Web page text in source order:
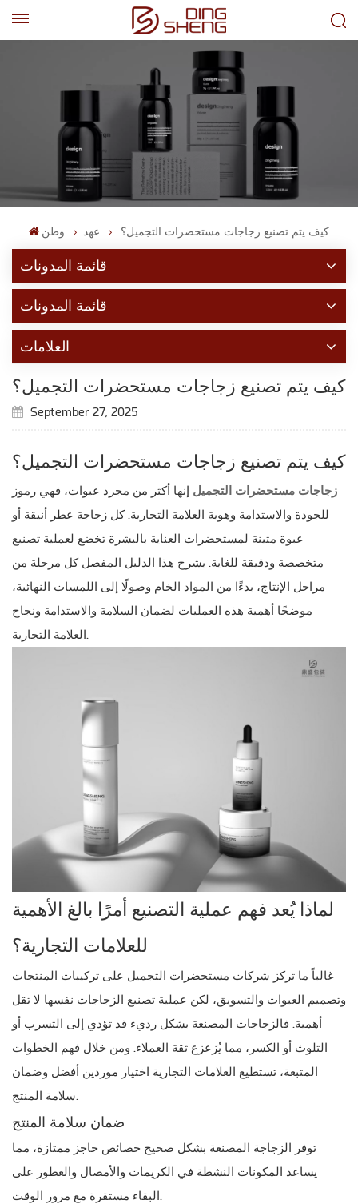
وطن عهد كيف يتم تصنيع زجاجات مستحضرات التجميل؟
قائمة المدونات
قائمة المدونات
العلامات
كيف يتم تصنيع زجاجات مستحضرات التجميل؟
September 27, 2025
كيف يتم تصنيع زجاجات مستحضرات التجميل؟
زجاجات مستحضرات التجميل إنها أكثر من مجرد عبوات، فهي رموز
للجودة والاستدامة وهوية العلامة التجارية. كل زجاجة عطر أنيقة أو
عبوة متينة لمستحضرات العناية بالبشرة تخضع لعملية تصنيع
متخصصة ودقيقة للغاية. يشرح هذا الدليل المفصل كل مرحلة من
مراحل الإنتاج، بدءًا من المواد الخام وصولًا إلى اللمسات النهائية،
موضحًا أهمية هذه العمليات لضمان السلامة والاستدامة ونجاح
العلامة التجارية.
لماذا يُعد فهم عملية التصنيع أمرًا بالغ الأهمية
للعلامات التجارية؟
غالباً ما تركز شركات مستحضرات التجميل على تركيبات المنتجات
وتصميم العبوات والتسويق، لكن عملية تصنيع الزجاجات نفسها لا تقل
أهمية. فالزجاجات المصنعة بشكل رديء قد تؤدي إلى التسرب أو
التلوث أو الكسر، مما يُزعزع ثقة العملاء. ومن خلال فهم الخطوات
المتبعة، تستطيع العلامات التجارية اختيار موردين أفضل وضمان
سلامة المنتج.
ضمان سلامة المنتج
توفر الزجاجة المصنعة بشكل صحيح خصائص حاجز ممتازة، مما
يساعد المكونات النشطة في الكريمات والأمصال والعطور على
البقاء مستقرة مع مرور الوقت.